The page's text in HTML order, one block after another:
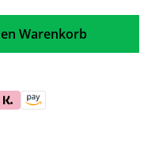
Warenkorb
(Billie)oder Ratenkauf (Klarna)
(Klarna)
Amazon Pay